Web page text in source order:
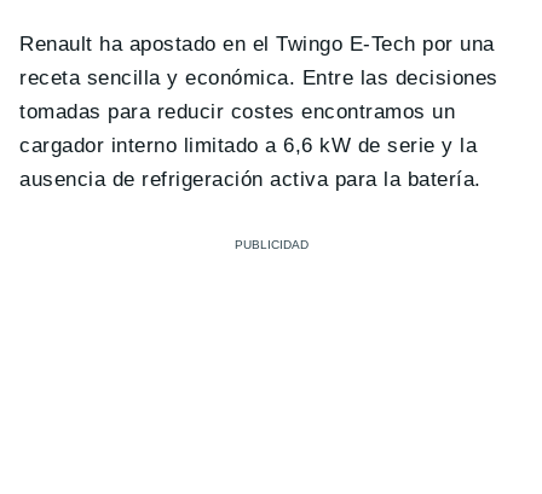
Renault ha apostado en el Twingo E-Tech por una
receta sencilla y económica. Entre las decisiones
tomadas para reducir costes encontramos un
cargador interno limitado a 6,6 kW de serie y la
ausencia de refrigeración activa para la batería.